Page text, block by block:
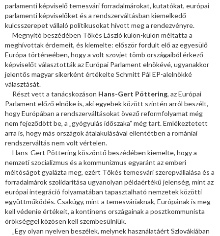
parlamenti képviselő temesvári forradalmárokat, kutatókat, európai
parlamenti képviselőket és a rendszerváltásban kiemelkedő
kulcsszerepet vállaló politikusokat hívott meg a rendezvényre.
Megnyitó beszédében Tőkés László külön-külön méltatta a
meghívottak érdemeit, és kiemelte: először fordult elő az egyesülő
Európa történeében, hogy a volt szovjet tömb országaiból érkező
képviselőt választották az Európai Parlament elnökévé, ugyanakkor
jelentős magyar sikerként értékelte Schmitt Pál EP-alelnökké
választását.
Részt vett a tanácskozáson Hans-Gert Pöttering, az Európai
Parlament előző elnöke is, aki egyebek között szintén arról beszélt,
hogy Európában a rendszerváltásokat övező reformfolyamat még
nem fejeződött be, a „gyógyulás időszaka” még tart. Emlékeztetett
arra is, hogy más országok átalakulásával ellentétben a romániai
rendszerváltás nem volt vértelen.
Hans-Gert Pöttering köszöntő beszédében kiemelte, hogy a
nemzeti szocializmus és a kommunizmus egyaránt az emberi
méltóságot gyalázta meg, ezért Tőkés temesvári szerepvállalása és a
forradalmárok szolidaritása ugyanolyan példaértékű jelenség, mint az
európai integráció folyamatában tapasztalható nemzetek közötti
együttműködés. Csakúgy, mint a temesváriaknak, Európának is meg
kell védenie értékeit, a kontinens országainak a posztkommunista
örökséggel közösen kell szembesülniük.
„Egy olyan nyelven beszélek, melynek használatáért Szlovákiában